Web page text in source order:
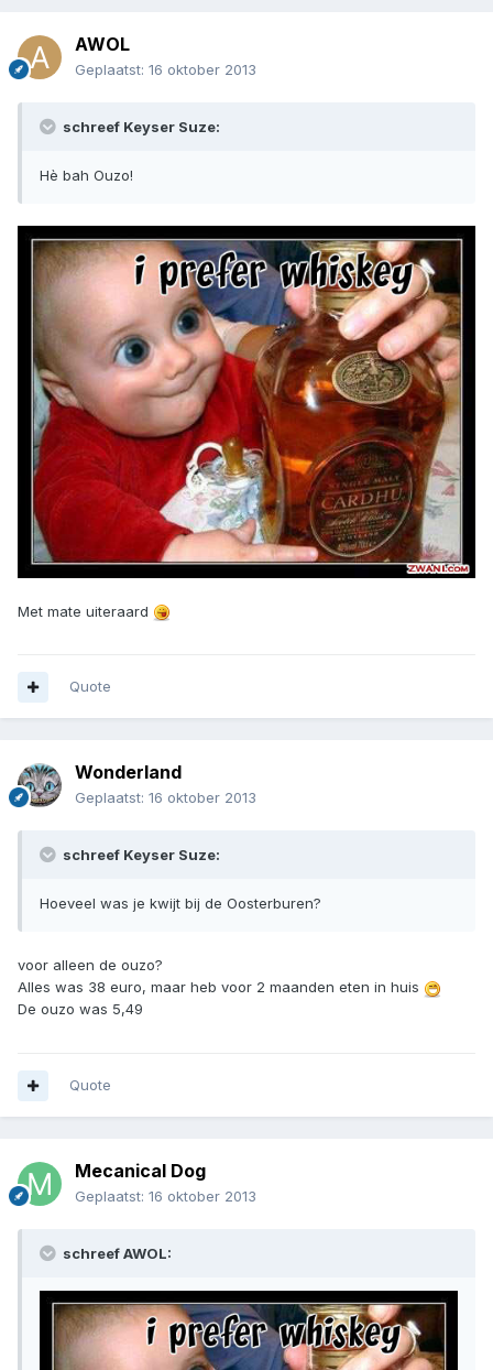
AWOL
Geplaatst: 16 oktober 2013
schreef Keyser Suze:
Hè bah Ouzo!
Met mate uiteraard
Quote
Wonderland
Geplaatst: 16 oktober 2013
schreef Keyser Suze:
Hoeveel was je kwijt bij de Oosterburen?
voor alleen de ouzo?
Alles was 38 euro, maar heb voor 2 maanden eten in huis
De ouzo was 5,49
Quote
Mecanical Dog
Geplaatst: 16 oktober 2013
schreef AWOL: